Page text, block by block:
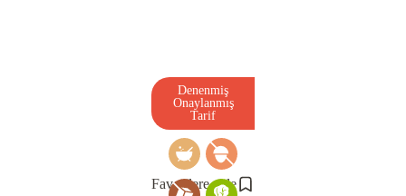
Favorilere ekle
Denenmiş
Onaylanmış
Tarif